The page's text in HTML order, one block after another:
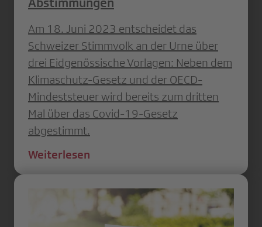
Am 18. Juni 2023 entscheidet das
Schweizer Stimmvolk an der Urne über
drei Eidgenössische Vorlagen: Neben dem
Klimaschutz-Gesetz und der OECD-
Mindeststeuer wird bereits zum dritten
Mal über das Covid-19-Gesetz
abgestimmt.
Weiterlesen